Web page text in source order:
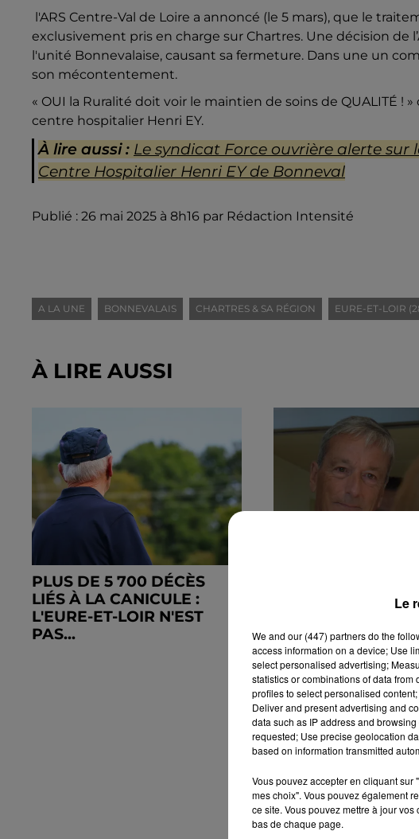
l'ARS Centre-Val de Loire a annoncé (le 5 mars), que le
exclusivement pris en charge sur Chartres. Une décision de
l'unité Bonnevalaise, causant sa fermeture. Dans une un
son mécontentement.
« OUI la Ruralité doit voir le maintien de soins de QUALITÉ !
centre hospitalier Henri EY.
À lire aussi : Le syndicat Force ouvrière alerte sur
Centre Hospitalier Henri EY de Bonneval
Publié : 26 mai 2025 à 8h16 par Rédaction Intensité
A LA UNE BONNEVALAIS CHARTRES & SA RÉGION EURE-ET-LOIR
À LIRE AUSSI
PLUS DE 5 700 DÉCÈS
LIÉS À LA CANICULE :
L'EURE-ET-LOIR N'EST
PAS...
PHILIPPE VIGIER
UN PROJET DE
Le
We and our (447) partnersdo the
access information on a device; Use
select personalised advertising;
statistics or combinations of data
profiles to select personalised
Deliver and present advertising and
data such as IP address and
requested; Use precise geolocation
based on information transmitted
Vous pouvez accepter en cliquant sur
mes choix". Vous pouvez également
ce site. Vous pouvez mettre à jour
bas de chaque page.